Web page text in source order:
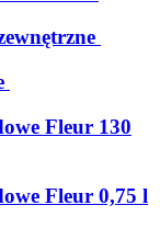
Fleur 130
Fleur 0,75 l